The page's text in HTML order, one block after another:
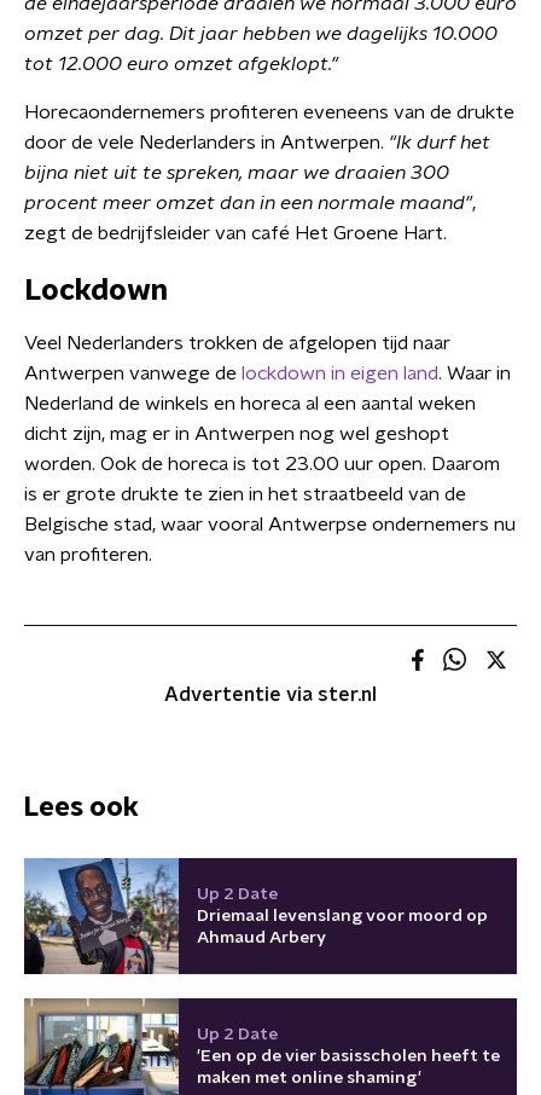
omzet per dag. Dit jaar hebben we dagelijks 10.000
tot 12.000 euro omzet afgeklopt."
Horecaondernemers profiteren eveneens van de drukte
door de vele Nederlanders in Antwerpen. "Ik durf het
bijna niet uit te spreken, maar we draaien 300
procent meer omzet dan in een normale maand",
zegt de bedrijfsleider van café Het Groene Hart.
Lockdown
Veel Nederlanders trokken de afgelopen tijd naar
Antwerpen vanwege de lockdown in eigen land. Waar in
Nederland de winkels en horeca al een aantal weken
dicht zijn, mag er in Antwerpen nog wel geshopt
worden. Ook de horeca is tot 23.00 uur open. Daarom
is er grote drukte te zien in het straatbeeld van de
Belgische stad, waar vooral Antwerpse ondernemers nu
van profiteren.
Advertentie via ster.nl
Lees ook
Up 2 Date
Driemaal levenslang voor moord op
Ahmaud Arbery
Up 2 Date
'Een op de vier basisscholen heeft te
maken met online shaming'